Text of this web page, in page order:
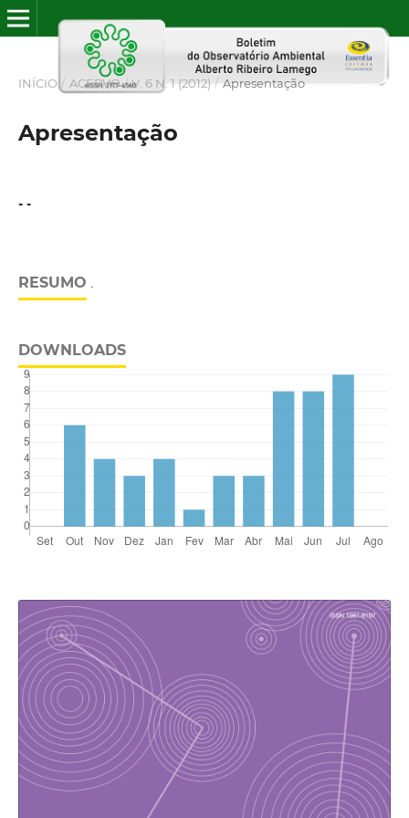
INÍCIO / ACERVO / V. 6 N. 1 (2012) / Apresentação
Apresentação
- -
RESUMO .
DOWNLOADS